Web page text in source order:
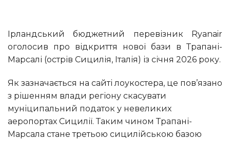
Ірландський бюджетний перевізник Ryanair
оголосив про відкриття нової бази в Трапані-
Марсалі (острів Сицилія, Італія) із січня 2026 року.
Як зазначається на сайті лоукостера, це пов’язано
з рішенням влади регіону скасувати
муніципальний податок у невеликих
аеропортах Сицилії. Таким чином Трапані-
Марсала стане третьою сицилійською базою